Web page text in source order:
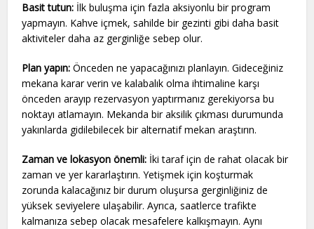
Basit tutun: İlk buluşma için fazla aksiyonlu bir program
yapmayın. Kahve içmek, sahilde bir gezinti gibi daha basit
aktiviteler daha az gerginliğe sebep olur.
Plan yapın: Önceden ne yapacağınızı planlayın. Gideceğiniz
mekana karar verin ve kalabalık olma ihtimaline karşı
önceden arayıp rezervasyon yaptırmanız gerekiyorsa bu
noktayı atlamayın. Mekanda bir aksilik çıkması durumunda
yakınlarda gidilebilecek bir alternatif mekan araştırın.
Zaman ve lokasyon önemli: İki taraf için de rahat olacak bir
zaman ve yer kararlaştırın. Yetişmek için koşturmak
zorunda kalacağınız bir durum oluşursa gerginliğiniz de
yüksek seviyelere ulaşabilir. Ayrıca, saatlerce trafikte
kalmanıza sebep olacak mesafelere kalkışmayın. Aynı